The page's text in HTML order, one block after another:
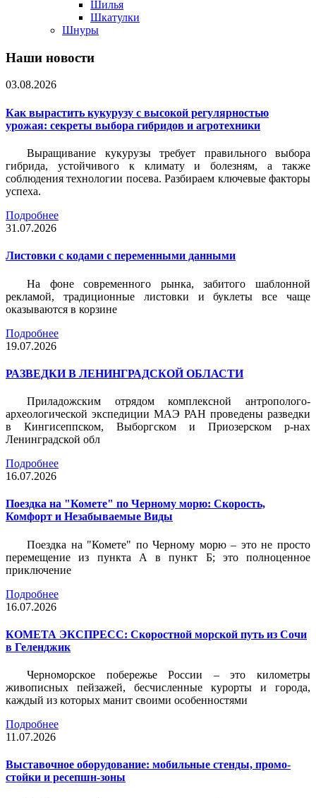
Шилья
Шкатулки
Шнуры
Наши новости
03.08.2026
Как вырастить кукурузу с высокой регулярностью
урожая: секреты выбора гибридов и агротехники
Выращивание кукурузы требует правильного выбора
гибрида, устойчивого к климату и болезням, а также
соблюдения технологии посева. Разбираем ключевые факторы
успеха.
Подробнее
31.07.2026
Листовки c кодами с переменными данными
На фоне современного рынка, забитого шаблонной
рекламой, традиционные листовки и буклеты все чаще
оказываются в корзине
Подробнее
19.07.2026
РАЗВЕДКИ В ЛЕНИНГРАДСКОЙ ОБЛАСТИ
Приладожским отрядом комплексной антрополого-
археологической экспедиции МАЭ РАН проведены разведки
в Кингисеппском, Выборгском и Приозерском р-нах
Ленинградской обл
Подробнее
16.07.2026
Поездка на "Комете" по Черному морю: Скорость,
Комфорт и Незабываемые Виды
Поездка на "Комете" по Черному морю – это не просто
перемещение из пункта А в пункт Б; это полноценное
приключение
Подробнее
16.07.2026
КОМЕТА ЭКСПРЕСС: Скоростной морской путь из Сочи
в Геленджик
Черноморское побережье России – это километры
живописных пейзажей, бесчисленные курорты и города,
каждый из которых манит своими особенностями
Подробнее
11.07.2026
Выставочное оборудование: мобильные стенды, промо-
стойки и ресепшн-зоны